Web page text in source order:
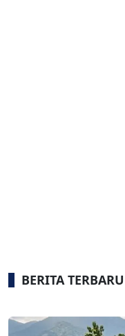
BERITA TERBARU